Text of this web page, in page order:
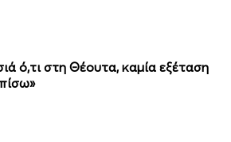
ό,τι στη Θέουτα, καμία εξέταση